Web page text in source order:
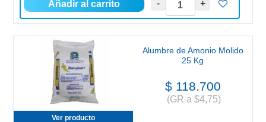
Ver producto
Alumbre de Amonio Molido
25 Kg
$ 118.700
(GR a $4,75)